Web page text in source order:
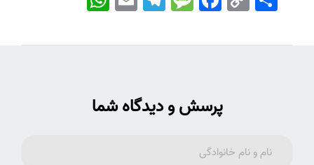
Link
پرسش و دیدگاه شما